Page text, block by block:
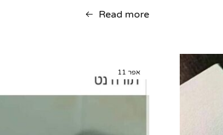
Read more
אפר 11